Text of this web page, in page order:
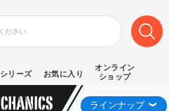
シリーズ お気に入り
オンライン
ショップ
ラインナップ